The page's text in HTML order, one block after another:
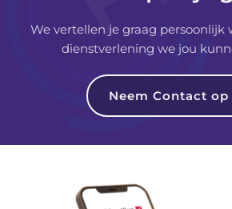
We vertellen je graag persoonlijk
dienstverlening we jou
Neem Contact op